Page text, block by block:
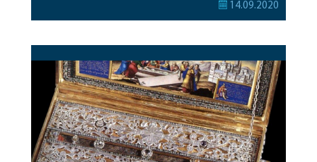
із захопленим Спасо-Преображенським собором
Вінниці, де покійний владика звершував
богослужіння. По завершені панахиди митрополит
Варсонофій у своєму […]
14.09.2020